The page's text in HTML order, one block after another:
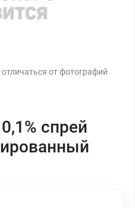
от фотографий
спрей